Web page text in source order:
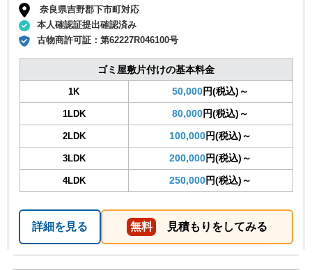
奈良県吉野郡下市町対応
本人確認証提出確認済み
古物商許可証：第62227R046100号
ゴミ屋敷片付けの基本料金
1K 50,000円(税込)～
1LDK 80,000円(税込)～
2LDK 100,000円(税込)～
3LDK 200,000円(税込)～
4LDK 250,000円(税込)～
詳細を見る 無料 見積もりをしてみる